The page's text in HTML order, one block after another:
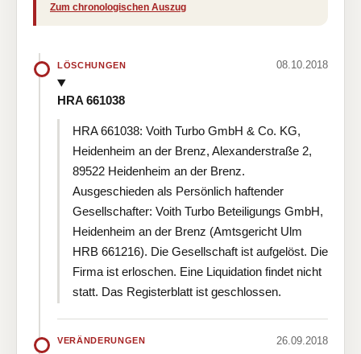
Zum chronologischen Auszug
LÖSCHUNGEN 08.10.2018
HRA 661038
HRA 661038: Voith Turbo GmbH & Co. KG,
Heidenheim an der Brenz, Alexanderstraße 2,
89522 Heidenheim an der Brenz.
Ausgeschieden als Persönlich haftender
Gesellschafter: Voith Turbo Beteiligungs GmbH,
Heidenheim an der Brenz (Amtsgericht Ulm
HRB 661216). Die Gesellschaft ist aufgelöst. Die
Firma ist erloschen. Eine Liquidation findet nicht
statt. Das Registerblatt ist geschlossen.
VERÄNDERUNGEN 26.09.2018